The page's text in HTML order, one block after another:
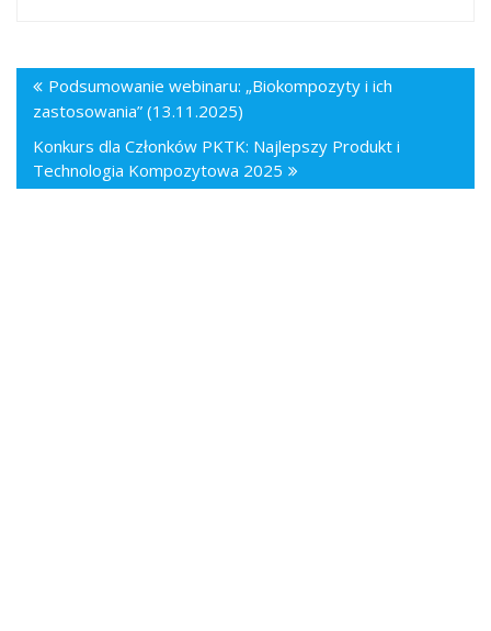
Podsumowanie webinaru: „Biokompozyty i ich
zastosowania” (13.11.2025)
Konkurs dla Członków PKTK: Najlepszy Produkt i
Technologia Kompozytowa 2025